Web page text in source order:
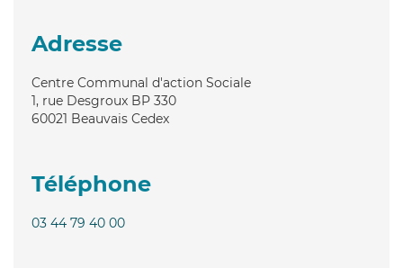
Adresse
Centre Communal d'action Sociale
1, rue Desgroux BP 330
60021 Beauvais Cedex
Téléphone
03 44 79 40 00